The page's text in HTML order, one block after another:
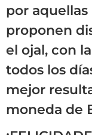
por aquellas
proponen
el ojal, con
todos los
mejor
moneda de